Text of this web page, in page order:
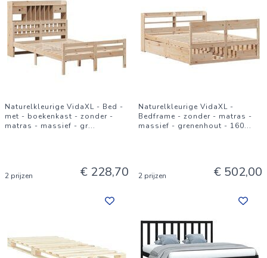
Naturelkleurige VidaXL - Bed -
met - boekenkast - zonder -
matras - massief - gr...
2 prijzen € 228,70
Naturelkleurige VidaXL -
Bedframe - zonder - matras -
massief - grenenhout - 160...
2 prijzen € 502,00